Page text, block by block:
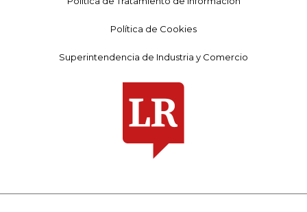
Política de Cookies
Superintendencia de Industria y Comercio